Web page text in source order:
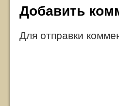
Добавить
Для отправки